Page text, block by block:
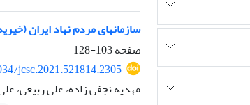
سازمانهای مردم نهاد ایران
صفحه103-128
jcsc.2021.521814.2305
مهدیه نجفی زاده، علی ربیعی،